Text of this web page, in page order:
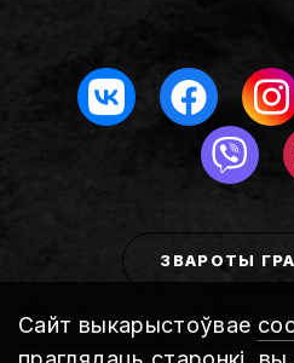
Сайт выкарыстоўвае
ЗВАРОТЫ